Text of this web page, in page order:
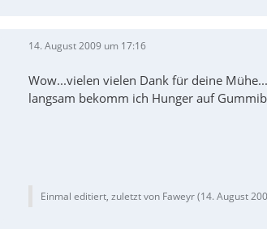
14. August 2009 um 17:16
Wow...vielen vielen Dank für deine
langsam bekomm ich Hunger auf
Einmal editiert, zuletzt von Faweyr (14. August